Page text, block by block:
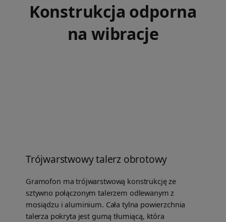
Konstrukcja odporna
na wibracje
Trójwarstwowy talerz obrotowy
Gramofon ma trójwarstwową konstrukcję ze
sztywno połączonym talerzem odlewanym z
mosiądzu i aluminium. Cała tylna powierzchnia
talerza pokryta jest gumą tłumiącą, która